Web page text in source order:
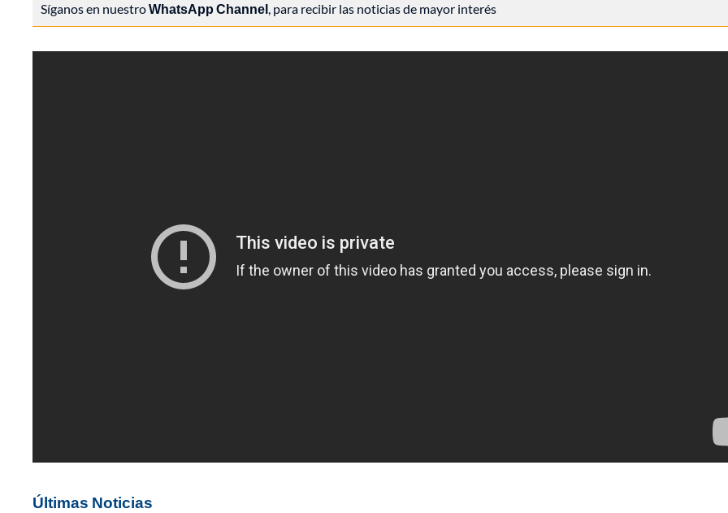
Síganos en nuestroWhatsApp Channel, para recibir las noticias de mayor interés
Últimas Noticias